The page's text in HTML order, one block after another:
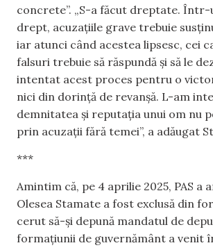
concrete”. „S-a făcut dreptate.
drept, acuzațiile grave trebuie
iar atunci când acestea lipsesc, cei
falsuri trebuie să răspundă și să le
intentat acest proces pentru o
nici din dorință de revanșă. L-am
demnitatea și reputația unui om nu
prin acuzații fără temei”, a adăugat
***
Amintim că, pe 4 aprilie 2025, PAS a
Olesea Stamate a fost exclusă din
cerut să-și depună mandatul de
formațiunii de guvernământ a venit